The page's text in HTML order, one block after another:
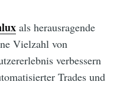
als herausragende
Vielzahl von
verbessern
Trades und